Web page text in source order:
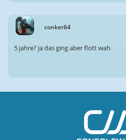
conker64
5 jahre? ja das ging aber flott wah